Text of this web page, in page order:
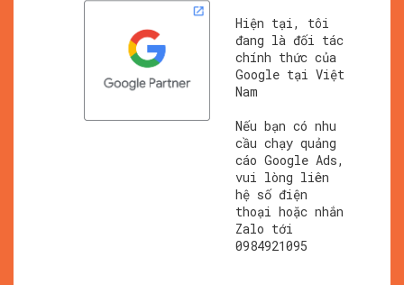
Hiện tại, tôi
đang là đối tác
chính thức của
Google tại Việt
Nam
Nếu bạn có nhu
cầu chạy quảng
cáo Google Ads,
vui lòng liên
hệ số điện
thoại hoặc nhắn
Zalo tới
0984921095